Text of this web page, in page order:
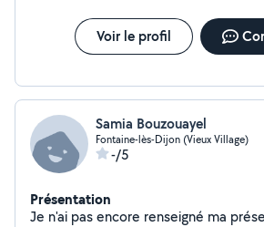
flexibles. N'hésitez pas à me
question
Voir le profil
Samia Bouzouayel
Fontaine-lès-Dijon (Vieux Village)
-/5
Présentation
Je n'ai pas